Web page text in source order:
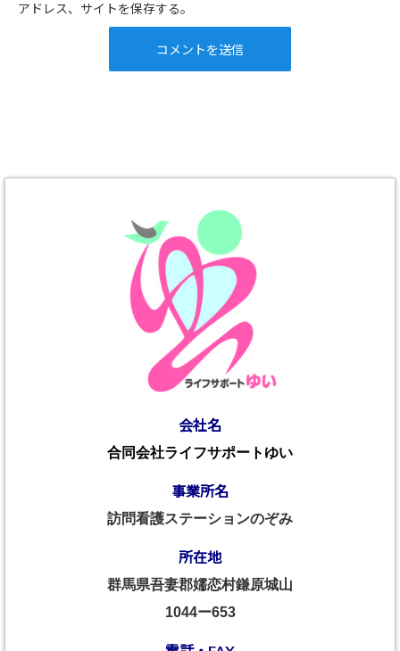
アドレス、サイトを保存する。
会社名
合同会社ライフサポートゆい
事業所名
訪問看護ステーションのぞみ
所在地
群馬県吾妻郡嬬恋村鎌原城山
1044ー653